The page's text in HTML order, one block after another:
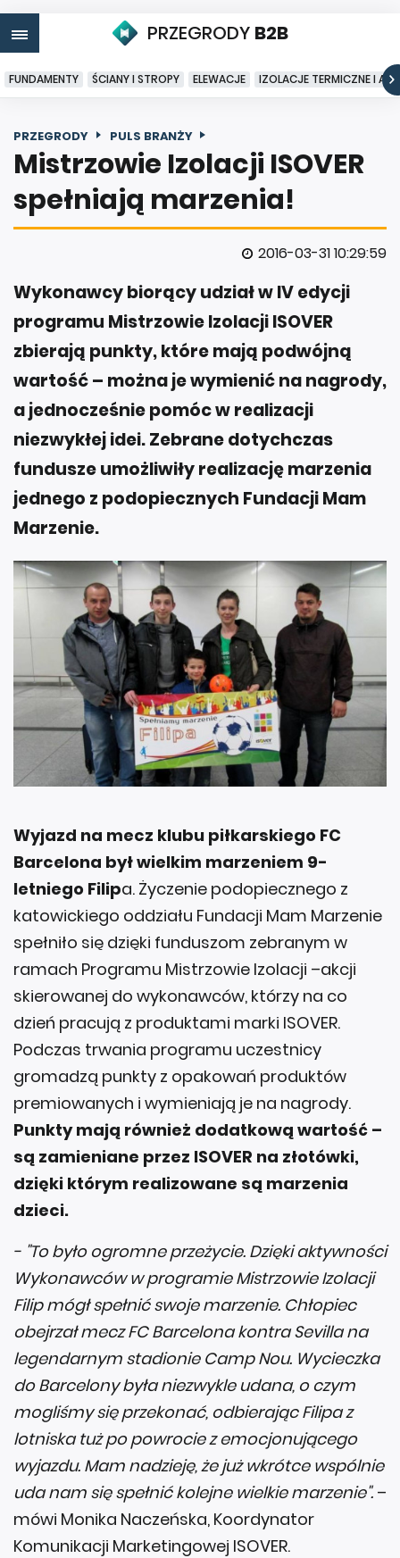
PRZEGRODY B2B
FUNDAMENTY ŚCIANY I STROPY ELEWACJE IZOLACJE TERMICZNE I
PRZEGRODY PULS BRANŻY
Mistrzowie Izolacji ISOVER
spełniają marzenia!
2016-03-31 10:29:59
Wykonawcy biorący udział w IV edycji
programu Mistrzowie Izolacji ISOVER
zbierają punkty, które mają podwójną
wartość – można je wymienić na nagrody,
a jednocześnie pomóc w realizacji
niezwykłej idei. Zebrane dotychczas
fundusze umożliwiły realizację marzenia
jednego z podopiecznych Fundacji Mam
Marzenie.
Wyjazd na mecz klubu piłkarskiego FC
Barcelona był wielkim marzeniem 9-
letniego Filipa. Życzenie podopiecznego z
katowickiego oddziału Fundacji Mam Marzenie
spełniło się dzięki funduszom zebranym w
ramach Programu Mistrzowie Izolacji –akcji
skierowanej do wykonawców, którzy na co
dzień pracują z produktami marki ISOVER.
Podczas trwania programu uczestnicy
gromadzą punkty z opakowań produktów
premiowanych i wymieniają je na nagrody.
Punkty mają również dodatkową wartość –
są zamieniane przez ISOVER na złotówki,
dzięki którym realizowane są marzenia
dzieci.
- "To było ogromne przeżycie. Dzięki aktywności
Wykonawców w programie Mistrzowie Izolacji
Filip mógł spełnić swoje marzenie. Chłopiec
obejrzał mecz FC Barcelona kontra Sevilla na
legendarnym stadionie Camp Nou. Wycieczka
do Barcelony była niezwykle udana, o czym
mogliśmy się przekonać, odbierając Filipa z
lotniska tuż po powrocie z emocjonującego
wyjazdu. Mam nadzieję, że już wkrótce wspólnie
uda nam się spełnić kolejne wielkie marzenie". –
mówi Monika Naczeńska, Koordynator
Komunikacji Marketingowej ISOVER.